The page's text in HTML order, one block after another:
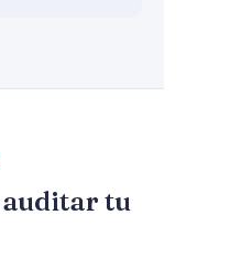
auditar tu